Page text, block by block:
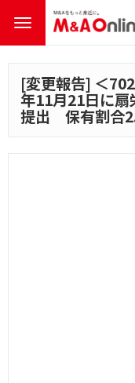
[変更報告] ＜
年11月21日に
提出 保有割合